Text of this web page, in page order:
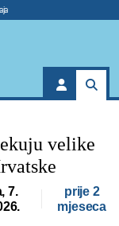
velike
7.
prije 2
mjeseca